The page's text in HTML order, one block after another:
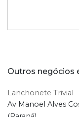
Outros negócios
Lanchonete Trivial
Av Manoel Alves